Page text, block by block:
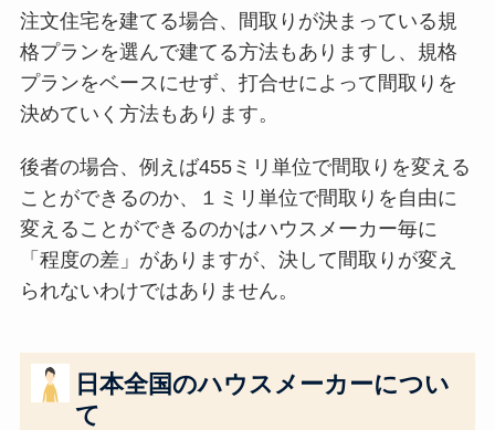
注文住宅を建てる場合、間取りが決まっている規
格プランを選んで建てる方法もありますし、規格
プランをベースにせず、打合せによって間取りを
決めていく方法もあります。
後者の場合、例えば455ミリ単位で間取りを変える
ことができるのか、１ミリ単位で間取りを自由に
変えることができるのかはハウスメーカー毎に
「程度の差」がありますが、決して間取りが変え
られないわけではありません。
日本全国のハウスメーカーについ
て